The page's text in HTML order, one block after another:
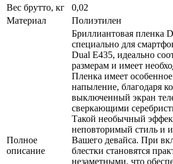
Вес брутто, кг
0,02
Материал
Полиэтилен
Полное
описание
Бриллиантовая пленка
специально для
Dual E435, идеально
размерам и имеет
Пленка имеет
напыление, благодаря
выключенный экран
сверкающими
Такой необычный
неповторимый стиль и
Вашего девайса. При
блестки становятся
незаметными, что